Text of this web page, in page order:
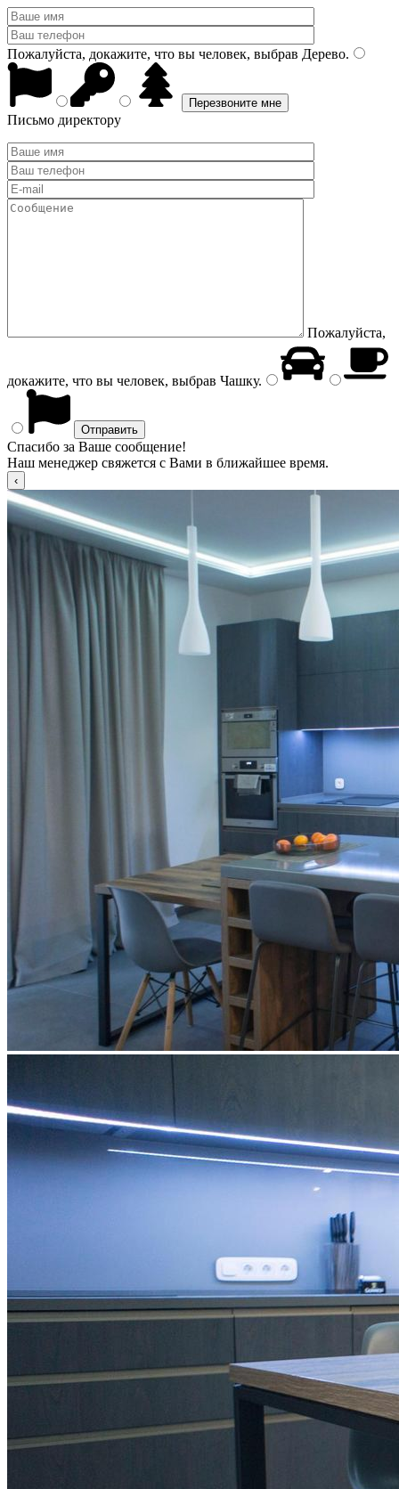
Пожалуйста, докажите, что вы человек, выбрав Дерево.
Письмо директору
Пожалуйста,
докажите, что вы человек, выбрав Чашку.
Спасибо за Ваше сообщение!
Наш менеджер свяжется с Вами в ближайшее время.